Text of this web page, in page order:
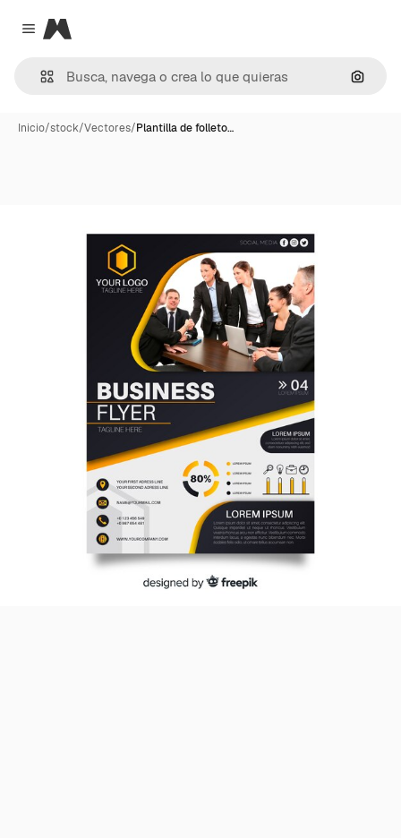
Close menu
Magnific
Inicio/stock/Vectores/Plantilla de folleto…